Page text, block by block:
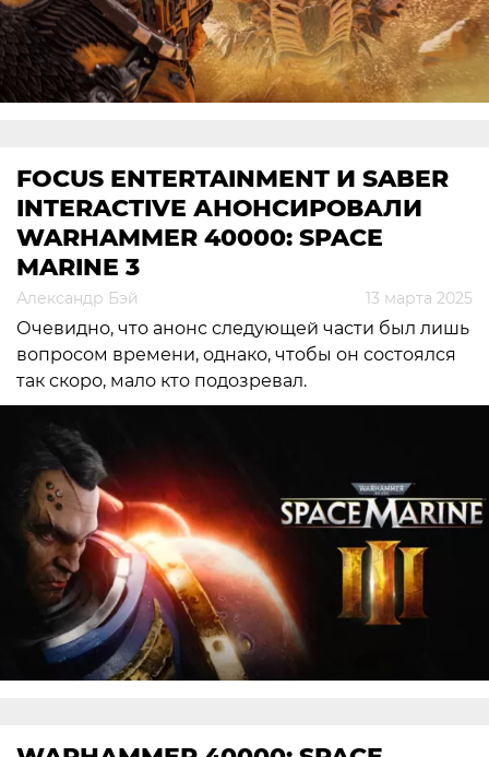
FOCUS ENTERTAINMENT И SABER
INTERACTIVE АНОНСИРОВАЛИ
WARHAMMER 40000: SPACE
MARINE 3
Александр Бэй 13 марта 2025
Очевидно, что анонс следующей части был лишь
вопросом времени, однако, чтобы он состоялся
так скоро, мало кто подозревал.